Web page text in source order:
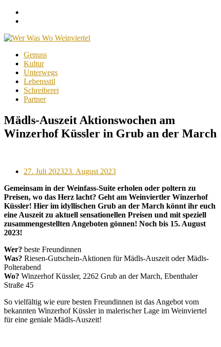
Skip
content
Genuss
Kultur
Unterwegs
Lebensstil
Schreiberei
Partner
Mädls-Auszeit Aktionswochen am
Winzerhof Küssler in Grub an der March
Posted
27. Juli 202323. August 2023
Gemeinsam in der Weinfass-Suite erholen oder poltern zu
Preisen, wo das Herz lacht? Geht am Weinviertler Winzerhof
Küssler! Hier im idyllischen Grub an der March könnt ihr euch
eine Auszeit zu aktuell sensationellen Preisen und mit speziell
zusammengestellten Angeboten gönnen! Noch bis 15. August
2023!
Wer? beste Freundinnen
Was? Riesen-Gutschein-Aktionen für Mädls-Auszeit oder Mädls-
Polterabend
Wo? Winzerhof Küssler, 2262 Grub an der March, Ebenthaler
Straße 45
So vielfältig wie eure besten Freundinnen ist das Angebot vom
bekannten Winzerhof Küssler in malerischer Lage im Weinviertel
für eine geniale Mädls-Auszeit!